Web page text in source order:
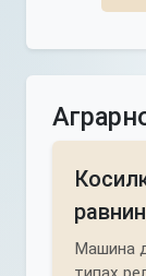
Машина